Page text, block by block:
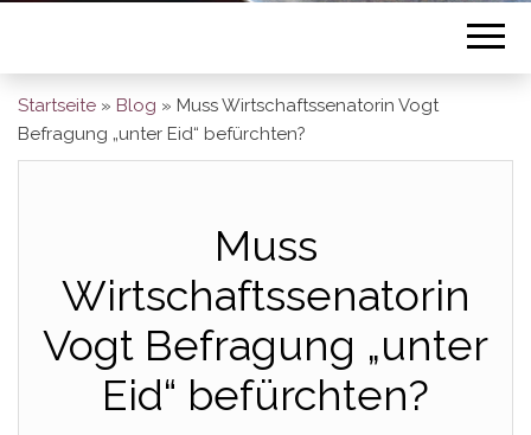
Startseite » Blog » Muss Wirtschaftssenatorin Vogt
Befragung „unter Eid“ befürchten?
Muss
Wirtschaftssenatorin
Vogt Befragung „unter
Eid“ befürchten?